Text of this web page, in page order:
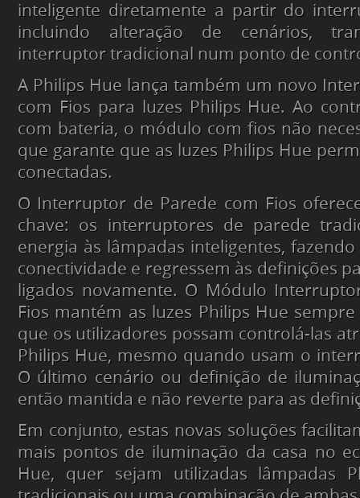
inteligente diretamente a partir do
incluindo alteração de cenários,
interruptor tradicional num ponto de
A Philips Hue lança também um novo
com Fios para luzes Philips Hue. Ao
com bateria, o módulo com fios não
que garante que as luzes Philips Hue
conectadas.
O Interruptor de Parede com Fios
chave: os interruptores de parede
energia às lâmpadas inteligentes,
conectividade e regressem às definições
ligados novamente. O Módulo
Fios mantém as luzes Philips Hue
que os utilizadores possam controlá-las
Philips Hue, mesmo quando usam o
O último cenário ou definição de
então mantida e não reverte para as
Em conjunto, estas novas soluções
mais pontos de iluminação da casa no
Hue, quer sejam utilizadas lâmpadas